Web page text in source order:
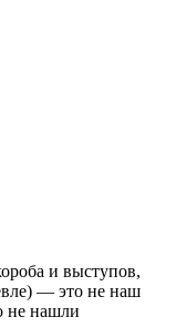
и выступов,
— это не наш
не нашли